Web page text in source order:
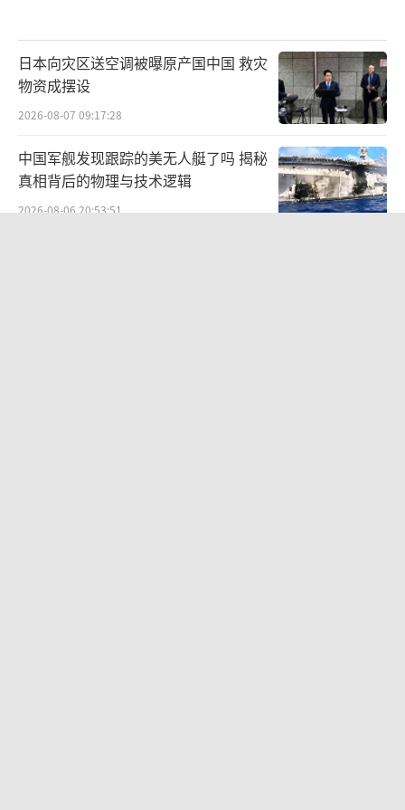
日本向灾区送空调被曝原产国中国 救灾
物资成摆设
2026-08-07 09:17:28
中国军舰发现跟踪的美无人艇了吗 揭秘
真相背后的物理与技术逻辑
2026-08-06 20:53:51